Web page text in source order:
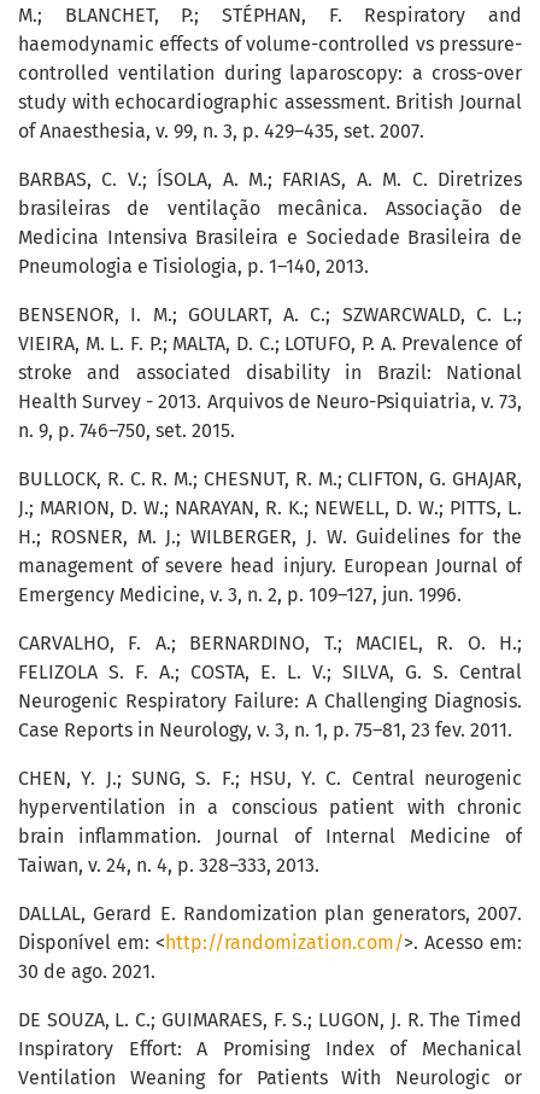
M.; BLANCHET, P.; STÉPHAN, F. Respiratory and
haemodynamic effects of volume-controlled vs pressure-
controlled ventilation during laparoscopy: a cross-over
study with echocardiographic assessment. British Journal
of Anaesthesia, v. 99, n. 3, p. 429–435, set. 2007.
BARBAS, C. V.; ÍSOLA, A. M.; FARIAS, A. M. C. Diretrizes
brasileiras de ventilação mecânica. Associação de
Medicina Intensiva Brasileira e Sociedade Brasileira de
Pneumologia e Tisiologia, p. 1–140, 2013.
BENSENOR, I. M.; GOULART, A. C.; SZWARCWALD, C. L.;
VIEIRA, M. L. F. P.; MALTA, D. C.; LOTUFO, P. A. Prevalence of
stroke and associated disability in Brazil: National
Health Survey - 2013. Arquivos de Neuro-Psiquiatria, v. 73,
n. 9, p. 746–750, set. 2015.
BULLOCK, R. C. R. M.; CHESNUT, R. M.; CLIFTON, G. GHAJAR,
J.; MARION, D. W.; NARAYAN, R. K.; NEWELL, D. W.; PITTS, L.
H.; ROSNER, M. J.; WILBERGER, J. W. Guidelines for the
management of severe head injury. European Journal of
Emergency Medicine, v. 3, n. 2, p. 109–127, jun. 1996.
CARVALHO, F. A.; BERNARDINO, T.; MACIEL, R. O. H.;
FELIZOLA S. F. A.; COSTA, E. L. V.; SILVA, G. S. Central
Neurogenic Respiratory Failure: A Challenging Diagnosis.
Case Reports in Neurology, v. 3, n. 1, p. 75–81, 23 fev. 2011.
CHEN, Y. J.; SUNG, S. F.; HSU, Y. C. Central neurogenic
hyperventilation in a conscious patient with chronic
brain inflammation. Journal of Internal Medicine of
Taiwan, v. 24, n. 4, p. 328–333, 2013.
DALLAL, Gerard E. Randomization plan generators, 2007.
Disponível em: < http://randomization.com/>. Acesso em:
30 de ago. 2021.
DE SOUZA, L. C.; GUIMARAES, F. S.; LUGON, J. R. The Timed
Inspiratory Effort: A Promising Index of Mechanical
Ventilation Weaning for Patients With Neurologic or